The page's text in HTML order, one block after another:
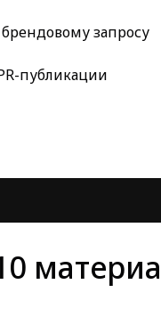
запросу
публикации